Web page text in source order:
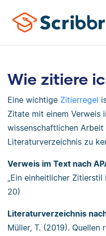
Wie zitiere
Eine wichtige Zitierregel
Zitate mit einem Verweis
wissenschaftlichen
Literaturverzeichnis zu
Verweis im Text nach
„Ein einheitlicher
20)
Literaturverzeichnis
Müller, T. (2019).